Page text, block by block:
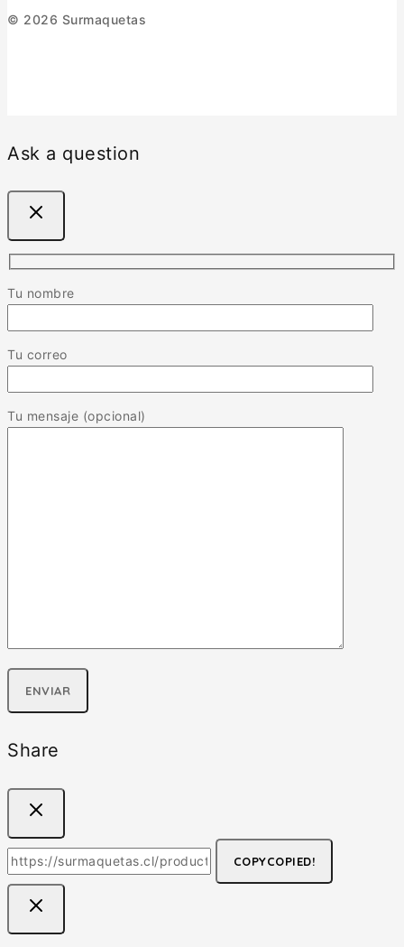
© 2026 Surmaquetas
Ask a question
Tu nombre
Tu correo
Tu mensaje (opcional)
Share
COPYCOPIED!